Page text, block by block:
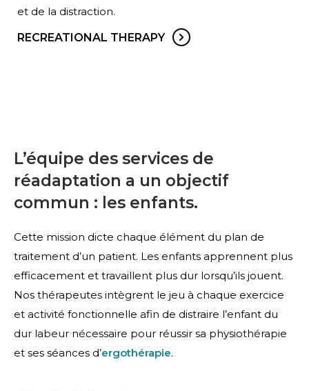
et de la distraction.
RECREATIONAL THERAPY
L’équipe des services de
réadaptation a un objectif
commun : les enfants.
Cette mission dicte chaque élément du plan de
traitement d’un patient. Les enfants apprennent plus
efficacement et travaillent plus dur lorsqu’ils jouent.
Nos thérapeutes intègrent le jeu à chaque exercice
et activité fonctionnelle afin de distraire l’enfant du
dur labeur nécessaire pour réussir sa physiothérapie
et ses séances d’ergothérapie.